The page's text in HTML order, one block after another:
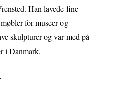
Han lavede fine
for museer og
skulpturer og var med på
i Danmark.